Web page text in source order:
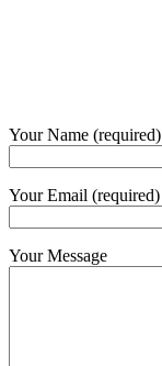
Your Name (required)
Your Email (required)
Your Message